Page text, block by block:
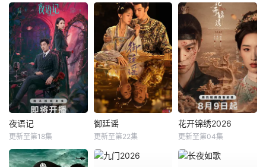
夜语记
更新至第18集
御廷谣
更新至第22集
花开锦绣2026
更新至第04集